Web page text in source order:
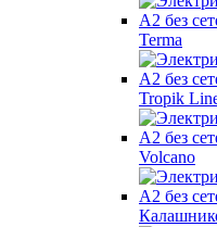
Terma
Tropik
Volcano